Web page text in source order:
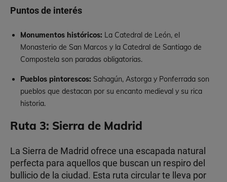
Puntos de interés
Monumentos históricos: La Catedral de León, el
Monasterio de San Marcos y la Catedral de Santiago de
Compostela son paradas obligatorias.
Pueblos pintorescos: Sahagún, Astorga y Ponferrada son
pueblos que destacan por su encanto medieval y su rica
historia.
Ruta 3: Sierra de Madrid
La Sierra de Madrid ofrece una escapada natural
perfecta para aquellos que buscan un respiro del
bullicio de la ciudad. Esta ruta circular te lleva por